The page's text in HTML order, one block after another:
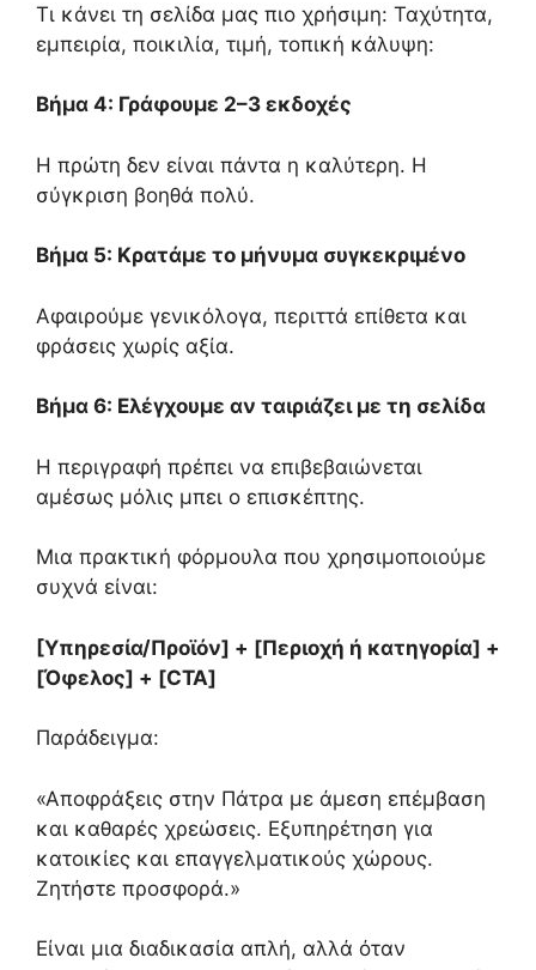
Τι κάνει τη σελίδα μας πιο χρήσιμη: Ταχύτητα,
εμπειρία, ποικιλία, τιμή, τοπική κάλυψη:
Βήμα 4: Γράφουμε 2–3 εκδοχές
Η πρώτη δεν είναι πάντα η καλύτερη. Η
σύγκριση βοηθά πολύ.
Βήμα 5: Κρατάμε το μήνυμα συγκεκριμένο
Αφαιρούμε γενικόλογα, περιττά επίθετα και
φράσεις χωρίς αξία.
Βήμα 6: Ελέγχουμε αν ταιριάζει με τη σελίδα
Η περιγραφή πρέπει να επιβεβαιώνεται
αμέσως μόλις μπει ο επισκέπτης.
Μια πρακτική φόρμουλα που χρησιμοποιούμε
συχνά είναι:
[Υπηρεσία/Προϊόν] + [Περιοχή ή κατηγορία] +
[Όφελος] + [CTA]
Παράδειγμα:
«Αποφράξεις στην Πάτρα με άμεση επέμβαση
και καθαρές χρεώσεις. Εξυπηρέτηση για
κατοικίες και επαγγελματικούς χώρους.
Ζητήστε προσφορά.»
Είναι μια διαδικασία απλή, αλλά όταν